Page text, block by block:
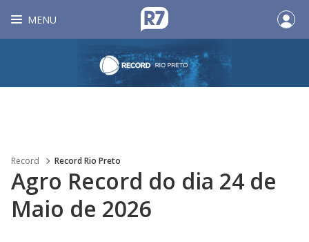
MENU
Record Record Rio Preto
Agro Record do dia 24 de
Maio de 2026